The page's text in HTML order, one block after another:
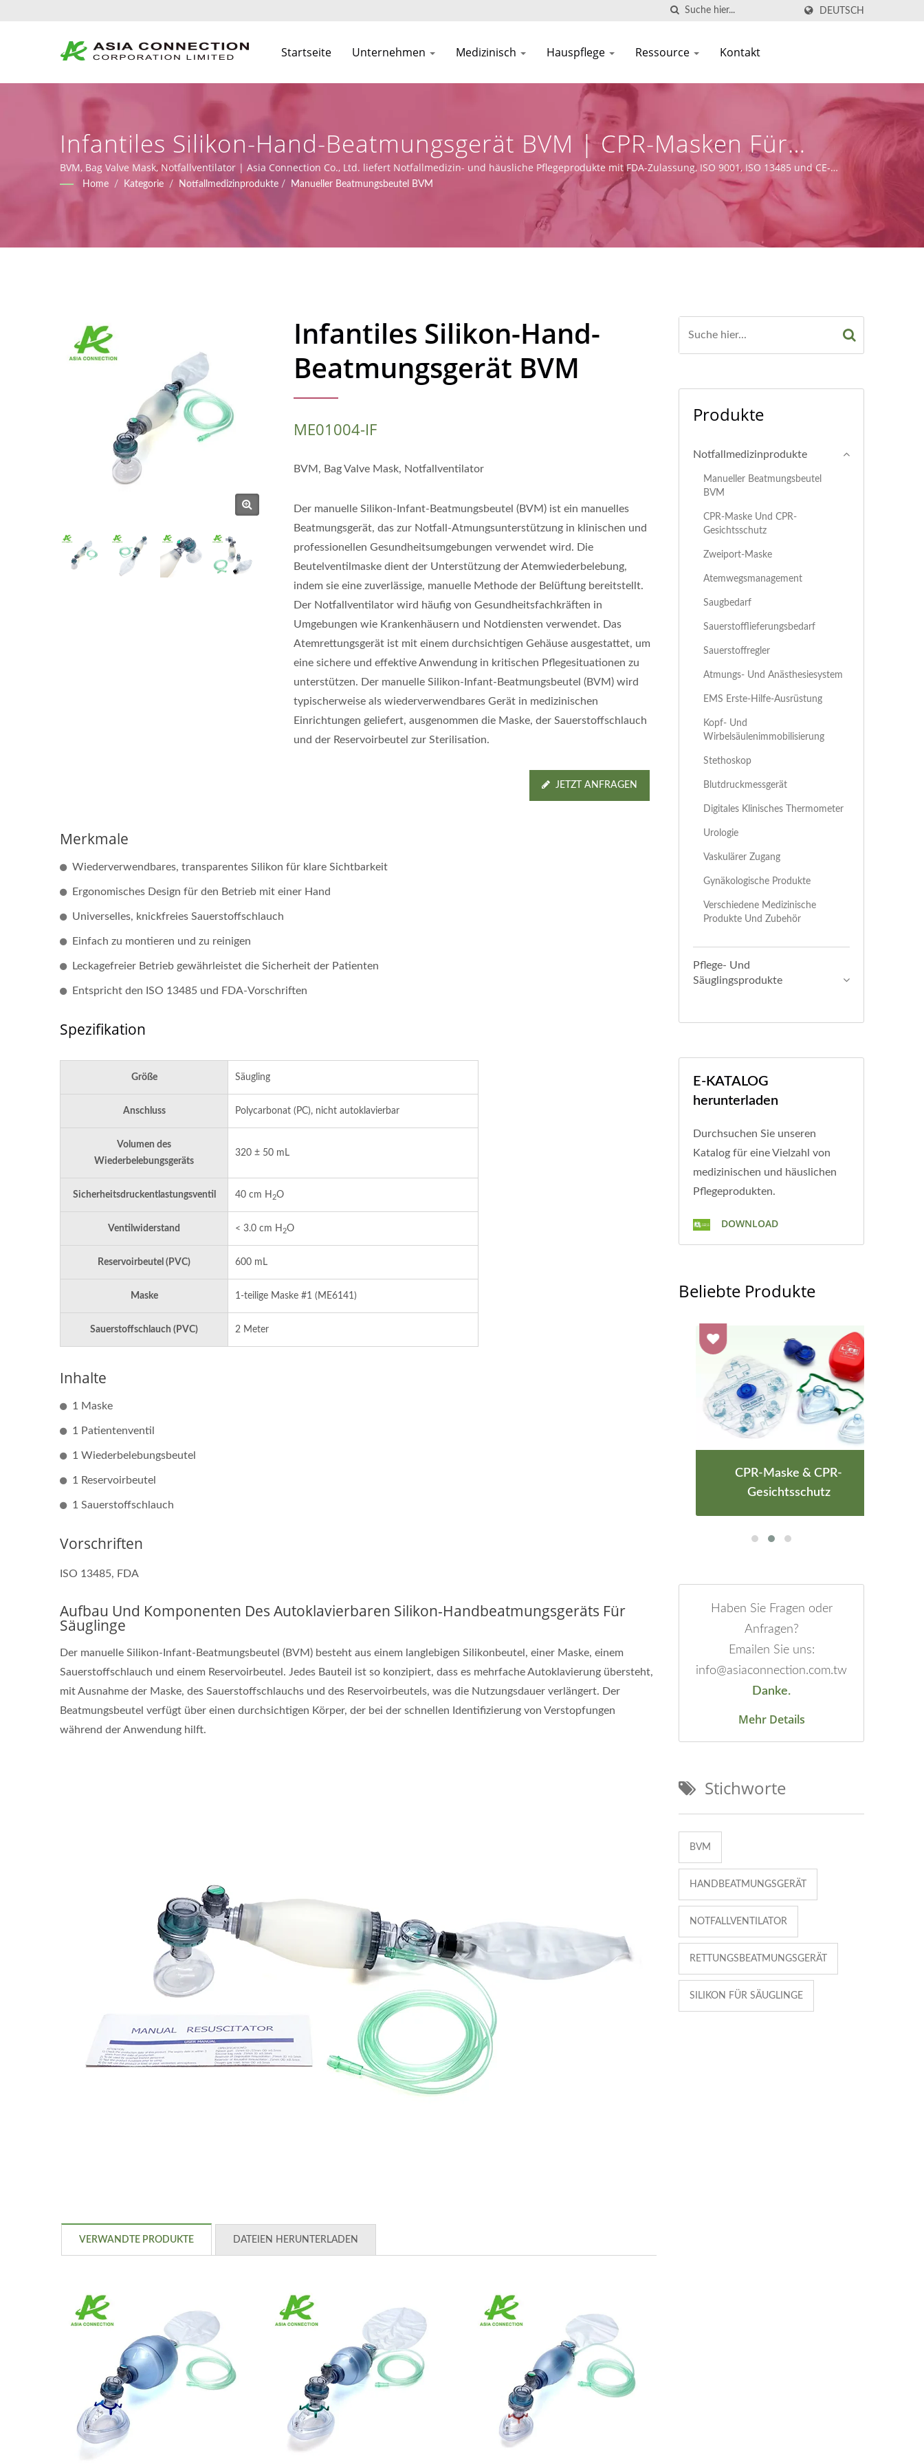
DEUTSCH
Startseite Unternehmen Medizinisch Hauspflege Ressource Kontakt
Infantiles Silikon-Hand-Beatmungsgerät BVM | CPR-Masken Für
Notfälle Und Ersthelfer Hersteller | Asia Connection
BVM, Bag Valve Mask, Notfallventilator | Asia Connection Co., Ltd. liefert Notfallmedizin- und häusliche Pflegeprodukte mit FDA-Zulassung, ISO 9001, ISO 13485 und CE-
Zertifikaten gemäß MDR (Verordnung (EU) 2017/745), sowie Design-, OEM- und Fertigungsmöglichkeiten.
Home / Kategorie / Notfallmedizinprodukte / Manueller Beatmungsbeutel BVM
Infantiles Silikon-Hand-
Beatmungsgerät BVM
ME01004-IF
BVM, Bag Valve Mask, Notfallventilator
Der manuelle Silikon-Infant-Beatmungsbeutel (BVM) ist ein manuelles
Beatmungsgerät, das zur Notfall-Atmungsunterstützung in klinischen und
professionellen Gesundheitsumgebungen verwendet wird. Die
Beutelventilmaske dient der Unterstützung der Atemwiederbelebung,
indem sie eine zuverlässige, manuelle Methode der Belüftung bereitstellt.
Der Notfallventilator wird häufig von Gesundheitsfachkräften in
Umgebungen wie Krankenhäusern und Notdiensten verwendet. Das
Atemrettungsgerät ist mit einem durchsichtigen Gehäuse ausgestattet, um
eine sichere und effektive Anwendung in kritischen Pflegesituationen zu
unterstützen. Der manuelle Silikon-Infant-Beatmungsbeutel (BVM) wird
typischerweise als wiederverwendbares Gerät in medizinischen
Einrichtungen geliefert, ausgenommen die Maske, der Sauerstoffschlauch
und der Reservoirbeutel zur Sterilisation.
JETZT ANFRAGEN
Merkmale
Wiederverwendbares, transparentes Silikon für klare Sichtbarkeit
Ergonomisches Design für den Betrieb mit einer Hand
Universelles, knickfreies Sauerstoffschlauch
Einfach zu montieren und zu reinigen
Leckagefreier Betrieb gewährleistet die Sicherheit der Patienten
Entspricht den ISO 13485 und FDA-Vorschriften
Spezifikation
Größe Säugling
Anschluss Polycarbonat (PC), nicht autoklavierbar
Volumen des
Wiederbelebungsgeräts
320 ± 50 mL
Sicherheitsdruckentlastungsventil 40 cm H 2O
Ventilwiderstand < 3.0 cm H 2O
Reservoirbeutel (PVC) 600 mL
Maske 1-teilige Maske #1 (ME6141)
Sauerstoffschlauch (PVC) 2 Meter
Inhalte
1 Maske
1 Patientenventil
1 Wiederbelebungsbeutel
1 Reservoirbeutel
1 Sauerstoffschlauch
Vorschriften
ISO 13485, FDA
Aufbau Und Komponenten Des Autoklavierbaren Silikon-Handbeatmungsgeräts Für
Säuglinge
Der manuelle Silikon-Infant-Beatmungsbeutel (BVM) besteht aus einem langlebigen Silikonbeutel, einer Maske, einem
Sauerstoffschlauch und einem Reservoirbeutel. Jedes Bauteil ist so konzipiert, dass es mehrfache Autoklavierung übersteht,
mit Ausnahme der Maske, des Sauerstoffschlauchs und des Reservoirbeutels, was die Nutzungsdauer verlängert. Der
Beatmungsbeutel verfügt über einen durchsichtigen Körper, der bei der schnellen Identifizierung von Verstopfungen
während der Anwendung hilft.
VERWANDTE PRODUKTE DATEIEN HERUNTERLADEN
Produkte
Notfallmedizinprodukte
Manueller Beatmungsbeutel
BVM
CPR-Maske Und CPR-
Gesichtsschutz
Zweiport-Maske
Atemwegsmanagement
Saugbedarf
Sauerstofflieferungsbedarf
Sauerstoffregler
Atmungs- Und Anästhesiesystem
EMS Erste-Hilfe-Ausrüstung
Kopf- Und
Wirbelsäulenimmobilisierung
Stethoskop
Blutdruckmessgerät
Digitales Klinisches Thermometer
Urologie
Vaskulärer Zugang
Gynäkologische Produkte
Verschiedene Medizinische
Produkte Und Zubehör
Pflege- Und
Säuglingsprodukte
E-KATALOG
herunterladen
Durchsuchen Sie unseren
Katalog für eine Vielzahl von
medizinischen und häuslichen
Pflegeprodukten.
DOWNLOAD
Beliebte Produkte
CPR-Maske & CPR-
CPR-Maske & CPR-
Gesichtsschutz
Haben Sie Fragen oder
Anfragen?
Emailen Sie uns:
info@asiaconnection.com.tw
Danke.
Mehr Details
Stichworte
BVM
HANDBEATMUNGSGERÄT
NOTFALLVENTILATOR
RETTUNGSBEATMUNGSGERÄT
SILIKON FÜR SÄUGLINGE